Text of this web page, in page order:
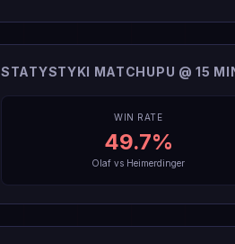
STATYSTYKI MATCHUPU @ 15
WIN RATE
49.7%
Olaf vs Heimerdinger